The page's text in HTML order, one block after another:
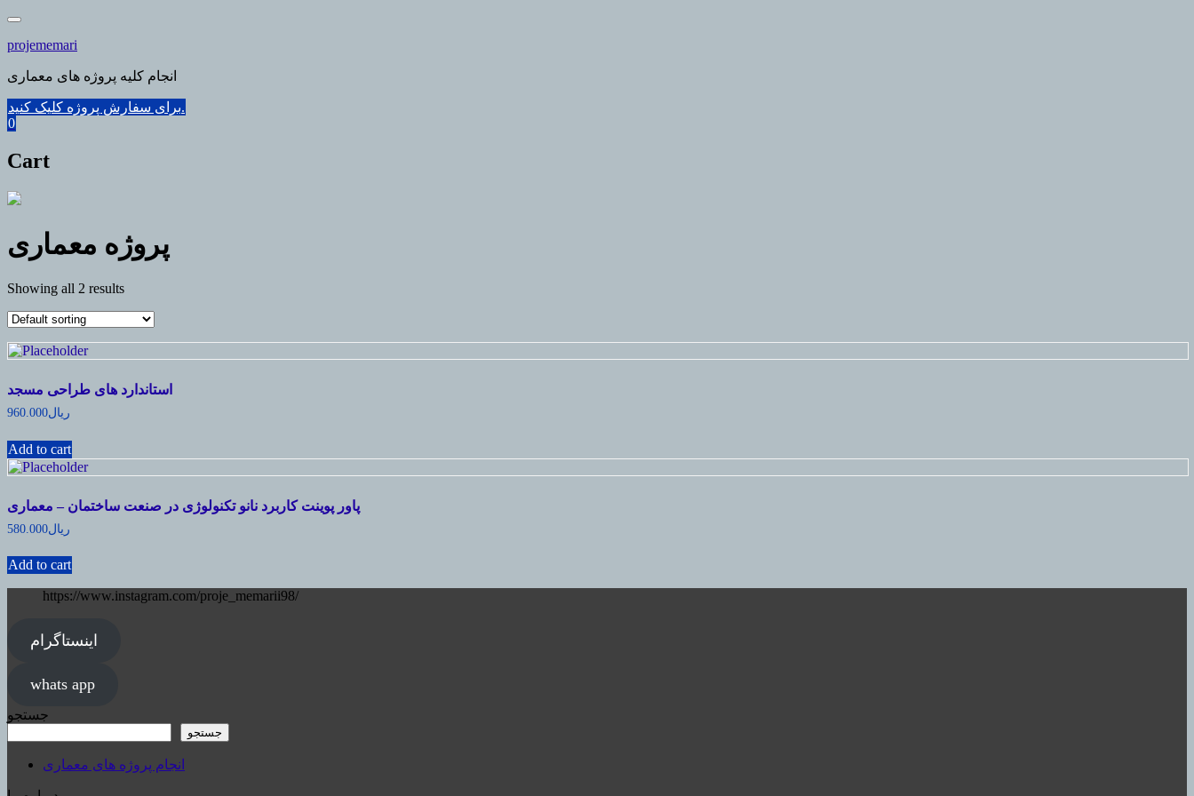
Skip
content
projememari
انجام کلیه پروژه های معماری
برای سفارش پروژه کلیک کنید.
0
Cart
پروژه معماری
Showing all 2 results
استاندارد های طراحی مسجد
ریال960.000
Add to cart
پاور پوینت کاربرد نانو تکنولوژی در صنعت ساختمان – معماری
ریال580.000
Add to cart
https://www.instagram.com/proje_memarii98/
اینستاگرام
whats app
جستجو
جستجو
انجام پروژه های معماری